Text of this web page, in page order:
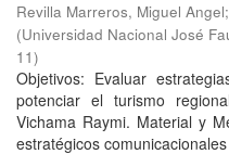
Revilla Marreros, Miguel Angel;
(Universidad Nacional José
11)
Objetivos: Evaluar
potenciar el turismo
Vichama Raymi. Material y
estratégicos